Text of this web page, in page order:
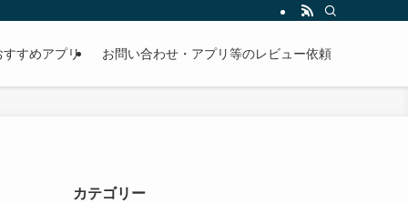
すすめアプリ お問い合わせ・アプリ等のレビュー依頼
カテゴリー